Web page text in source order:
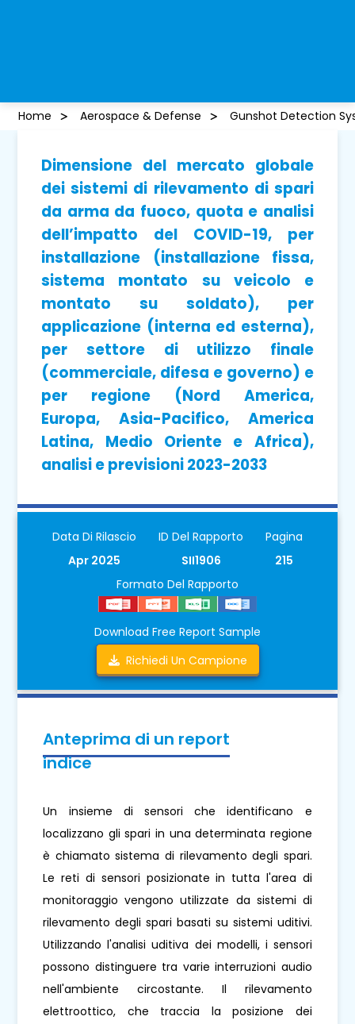
Home Aerospace & Defense Gunshot Detection
Dimensione del mercato globale
dei sistemi di rilevamento di spari
da arma da fuoco, quota e analisi
dell’impatto del COVID-19, per
installazione (installazione fissa,
sistema montato su veicolo e
montato su soldato), per
applicazione (interna ed esterna),
per settore di utilizzo finale
(commerciale, difesa e governo) e
per regione (Nord America,
Europa, Asia-Pacifico, America
Latina, Medio Oriente e Africa),
analisi e previsioni 2023-2033
Data Di Rilascio
Apr 2025
ID Del Rapporto
SII1906
Pagina
215
Formato Del Rapporto
Download Free Report Sample
Richiedi Un Campione
Anteprima di un report
indice
Un insieme di sensori che identificano e
localizzano gli spari in una determinata regione
è chiamato sistema di rilevamento degli spari.
Le reti di sensori posizionate in tutta l'area di
monitoraggio vengono utilizzate da sistemi di
rilevamento degli spari basati su sistemi uditivi.
Utilizzando l'analisi uditiva dei modelli, i sensori
possono distinguere tra varie interruzioni audio
nell'ambiente circostante. Il rilevamento
elettroottico, che traccia la posizione dei